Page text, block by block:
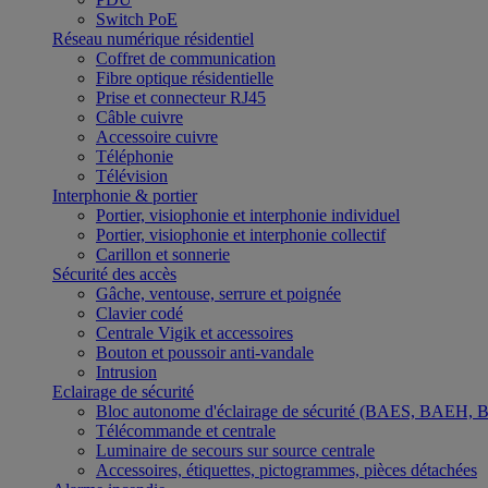
Switch PoE
Réseau numérique résidentiel
Coffret de communication
Fibre optique résidentielle
Prise et connecteur RJ45
Câble cuivre
Accessoire cuivre
Téléphonie
Télévision
Interphonie & portier
Portier, visiophonie et interphonie individuel
Portier, visiophonie et interphonie collectif
Carillon et sonnerie
Sécurité des accès
Gâche, ventouse, serrure et poignée
Clavier codé
Centrale Vigik et accessoires
Bouton et poussoir anti-vandale
Intrusion
Eclairage de sécurité
Bloc autonome d'éclairage de sécurité (BAES,
Télécommande et centrale
Luminaire de secours sur source centrale
Accessoires, étiquettes, pictogrammes, pièces détachées